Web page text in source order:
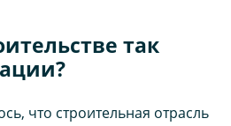
так
что строительная отрасль